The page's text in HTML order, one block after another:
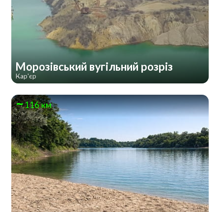
Морозівський вугільний розріз
Кар'єр
116 км